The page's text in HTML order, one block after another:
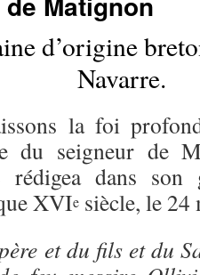
d’origine
Navarre.
la foi
du seigneur de
rédigea dans
XVIe siècle, le 24
et du fils et du